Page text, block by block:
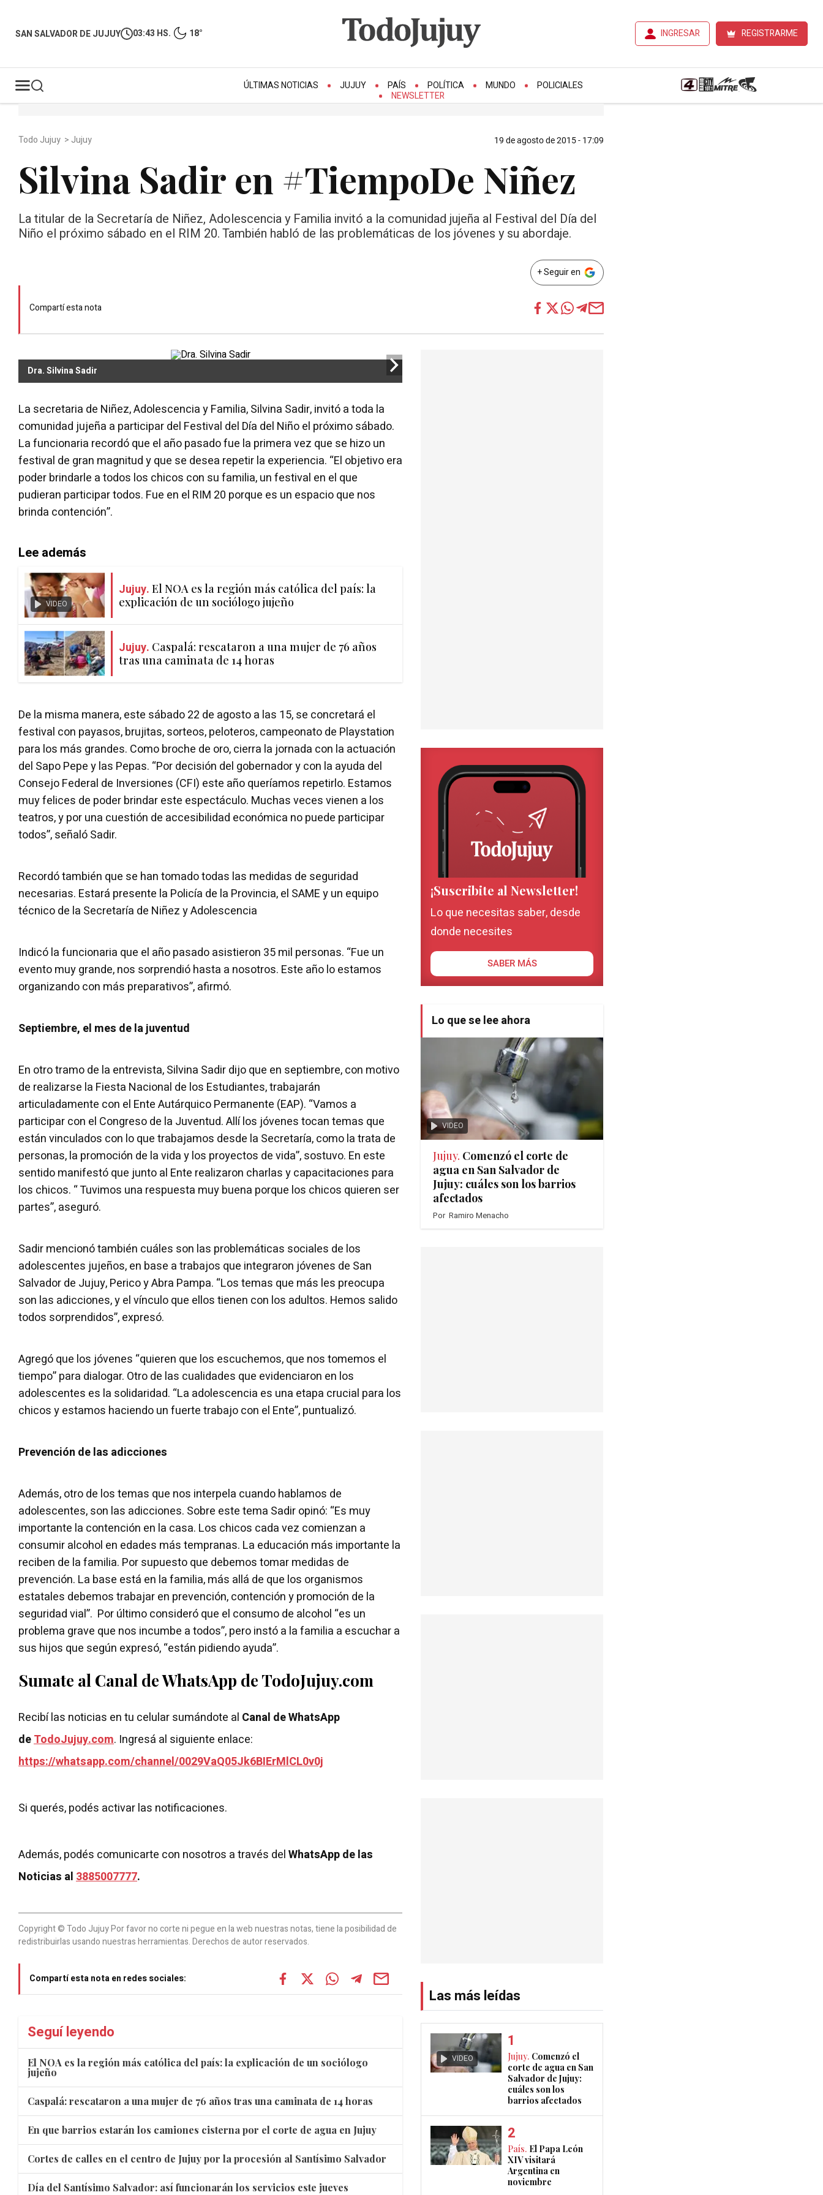
SAN SALVADOR DE JUJUY 03:43 HS. 18° INGRESAR REGISTRARME
ÚLTIMAS NOTICIAS JUJUY PAÍS POLÍTICA MUNDO
POLICIALES
NEWSLETTER
Todo Jujuy > Jujuy 19 de agosto de 2015 - 17:09
Silvina Sadir en #TiempoDe Niñez
La titular de la Secretaría de Niñez, Adolescencia y Familia invitó a la comunidad jujeña al Festival del Día del
Niño el próximo sábado en el RIM 20. También habló de las problemáticas de los jóvenes y su abordaje.
+ Seguir en
Compartí esta nota
Dra. Silvina Sadir
La secretaria de Niñez, Adolescencia y Familia, Silvina Sadir, invitó a toda la
comunidad jujeña a participar del Festival del Día del Niño el próximo sábado.
La funcionaria recordó que el año pasado fue la primera vez que se hizo un
festival de gran magnitud y que se desea repetir la experiencia. “El objetivo era
poder brindarle a todos los chicos con su familia, un festival en el que
pudieran participar todos. Fue en el RIM 20 porque es un espacio que nos
brinda contención”.
Lee además
VIDEO
Jujuy. El NOA es la región más católica del país: la
explicación de un sociólogo jujeño
Jujuy. Caspalá: rescataron a una mujer de 76 años
tras una caminata de 14 horas
De la misma manera, este sábado 22 de agosto a las 15, se concretará el
festival con payasos, brujitas, sorteos, peloteros, campeonato de Playstation
para los más grandes. Como broche de oro, cierra la jornada con la actuación
del Sapo Pepe y las Pepas. “Por decisión del gobernador y con la ayuda del
Consejo Federal de Inversiones (CFI) este año queríamos repetirlo. Estamos
muy felices de poder brindar este espectáculo. Muchas veces vienen a los
teatros, y por una cuestión de accesibilidad económica no puede participar
todos”, señaló Sadir.
Recordó también que se han tomado todas las medidas de seguridad
necesarias. Estará presente la Policía de la Provincia, el SAME y un equipo
técnico de la Secretaría de Niñez y Adolescencia
Indicó la funcionaria que el año pasado asistieron 35 mil personas. “Fue un
evento muy grande, nos sorprendió hasta a nosotros. Este año lo estamos
organizando con más preparativos”, afirmó.
Septiembre, el mes de la juventud
En otro tramo de la entrevista, Silvina Sadir dijo que en septiembre, con motivo
de realizarse la Fiesta Nacional de los Estudiantes, trabajarán
articuladamente con el Ente Autárquico Permanente (EAP). “Vamos a
participar con el Congreso de la Juventud. Allí los jóvenes tocan temas que
están vinculados con lo que trabajamos desde la Secretaría, como la trata de
personas, la promoción de la vida y los proyectos de vida”, sostuvo. En este
sentido manifestó que junto al Ente realizaron charlas y capacitaciones para
los chicos. “ Tuvimos una respuesta muy buena porque los chicos quieren ser
partes”, aseguró.
Sadir mencionó también cuáles son las problemáticas sociales de los
adolescentes jujeños, en base a trabajos que integraron jóvenes de San
Salvador de Jujuy, Perico y Abra Pampa. “Los temas que más les preocupa
son las adicciones, y el vínculo que ellos tienen con los adultos. Hemos salido
todos sorprendidos”, expresó.
Agregó que los jóvenes “quieren que los escuchemos, que nos tomemos el
tiempo” para dialogar. Otro de las cualidades que evidenciaron en los
adolescentes es la solidaridad. “La adolescencia es una etapa crucial para los
chicos y estamos haciendo un fuerte trabajo con el Ente”, puntualizó.
Prevención de las adicciones
Además, otro de los temas que nos interpela cuando hablamos de
adolescentes, son las adicciones. Sobre este tema Sadir opinó: “Es muy
importante la contención en la casa. Los chicos cada vez comienzan a
consumir alcohol en edades más tempranas. La educación más importante la
reciben de la familia. Por supuesto que debemos tomar medidas de
prevención. La base está en la familia, más allá de que los organismos
estatales debemos trabajar en prevención, contención y promoción de la
seguridad vial”. Por último consideró que el consumo de alcohol “es un
problema grave que nos incumbe a todos”, pero instó a la familia a escuchar a
sus hijos que según expresó, “están pidiendo ayuda”.
Sumate al Canal de WhatsApp de TodoJujuy.com
Recibí las noticias en tu celular sumándote al Canal de WhatsApp
deTodoJujuy.com. Ingresá al siguiente enlace:
https://whatsapp.com/channel/0029VaQ05Jk6BIErMlCL0v0j
Si querés, podés activar las notificaciones.
Además, podés comunicarte con nosotros a través delWhatsApp de las
Noticias al3885007777.
Copyright © Todo Jujuy Por favor no corte ni pegue en la web nuestras notas, tiene la posibilidad de
redistribuirlas usando nuestras herramientas. Derechos de autor reservados.
Compartí esta nota en redes sociales:
Seguí leyendo
El NOA es la región más católica del país: la explicación de un sociólogo
jujeño
Caspalá: rescataron a una mujer de 76 años tras una caminata de 14 horas
En que barrios estarán los camiones cisterna por el corte de agua en Jujuy
Cortes de calles en el centro de Jujuy por la procesión al Santísimo Salvador
Día del Santísimo Salvador: así funcionarán los servicios este jueves
¡Suscribite al Newsletter!
Lo que necesitas saber, desde
donde necesites
SABER MÁS
Lo que se lee ahora
VIDEO
Jujuy. Comenzó el corte de
agua en San Salvador de
Jujuy: cuáles son los barrios
afectados
Por Ramiro Menacho
Las más leídas
VIDEO Jujuy. Comenzó el
corte de agua en San
Salvador de Jujuy:
cuáles son los
barrios afectados
País. El Papa León
XIV visitará
Argentina en
noviembre